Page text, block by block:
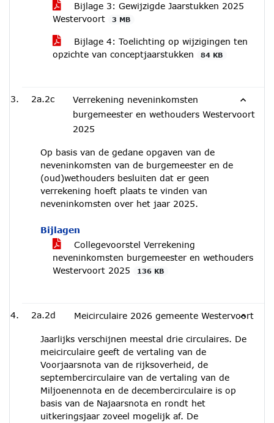
Bijlage 3: Gewijzigde Jaarstukken 2025
Westervoort
3 MB
Bijlage 4: Toelichting op wijzigingen ten
opzichte van conceptjaarstukken
84 KB
2a.2c
Verrekening neveninkomsten
burgemeester en wethouders Westervoort
2025
Op basis van de gedane opgaven van de
neveninkomsten van de burgemeester en de
(oud)wethouders besluiten dat er geen
verrekening hoeft plaats te vinden van
neveninkomsten over het jaar 2025.
Bijlagen
Collegevoorstel Verrekening
neveninkomsten burgemeester en wethouders
Westervoort 2025
136 KB
2a.2d Meicirculaire 2026 gemeente Westervoort
Jaarlijks verschijnen meestal drie circulaires. De
meicirculaire geeft de vertaling van de
Voorjaarsnota van de rijksoverheid, de
septembercirculaire van de vertaling van de
Miljoenennota en de decembercirculaire is op
basis van de Najaarsnota en rondt het
uitkeringsjaar zoveel mogelijk af. De